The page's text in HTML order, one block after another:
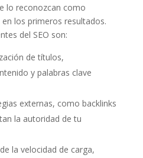
lo reconozcan como
los primeros resultados.
del SEO son:
de títulos,
y palabras clave
externas, como backlinks
la autoridad de tu
la velocidad de carga,